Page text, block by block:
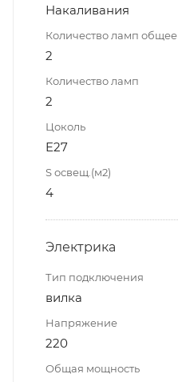
Накаливания
Количество ламп общее
2
Количество ламп
2
Цоколь
E27
S освещ.(м2)
4
Электрика
Тип подключения
вилка
Напряжение
220
Общая мощность